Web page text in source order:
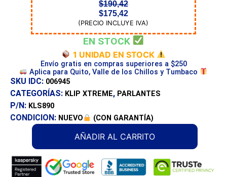
$190,42
$175,42
(PRECIO INCLUYE IVA)
EN STOCK
1 UNIDAD EN STOCK
Envío gratis en compras superiores a $250
Aplica para Quito, Valle de los Chillos y Tumbaco
SKU IDC: 006945
CATEGORÍAS: KLIP XTREME, PARLANTES
P/N: KLS890
CONDICION: NUEVO (CON GARANTÍA)
AÑADIR AL CARRITO